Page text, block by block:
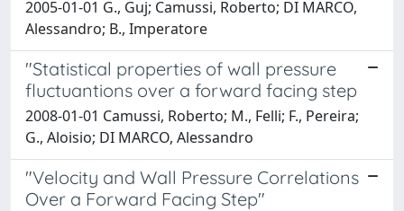
2005-01-01 G., Guj; Camussi, Roberto; DI MARCO,
Alessandro; B., Imperatore
"Statistical properties of wall pressure
fluctuantions over a forward facing step
2008-01-01 Camussi, Roberto; M., Felli; F., Pereira;
G., Aloisio; DI MARCO, Alessandro
"Velocity and Wall Pressure Correlations
Over a Forward Facing Step"